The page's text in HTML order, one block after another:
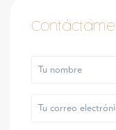
Contáctame